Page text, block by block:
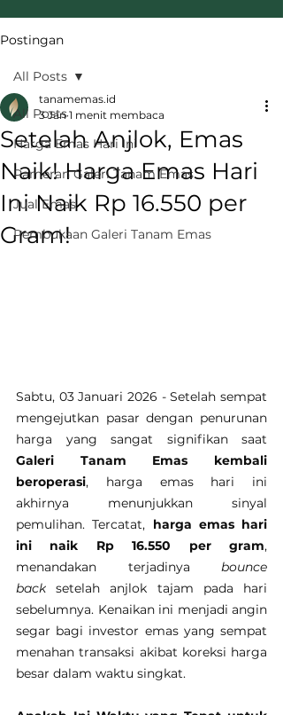
Postingan
All Posts
Harga Emas Hari Ini
Pameran Galeri Tanam Emas
Jual Emas
Pembukaan Galeri Tanam Emas
All Posts
Setelah Anjlok, Emas
Naik! Harga Emas Hari
Ini Naik Rp 16.550 per
Gram!
tanamemas.id
3 Jan 1 menit membaca
Sabtu, 03 Januari 2026 - Setelah sempat
mengejutkan pasar dengan penurunan
Galeri Tanam Emas kembali
beroperasi, harga emas hari ini
akhirnya menunjukkan sinyal
pemulihan. Tercatat, harga emas hari
ini naik Rp 16.550 per gram,
menandakan terjadinya bounce
back setelah anjlok tajam pada hari
sebelumnya. Kenaikan ini menjadi angin
segar bagi investor emas yang sempat
menahan transaksi akibat koreksi harga
besar dalam waktu singkat.